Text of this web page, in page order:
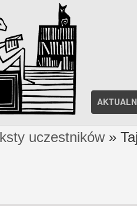
uczestników»